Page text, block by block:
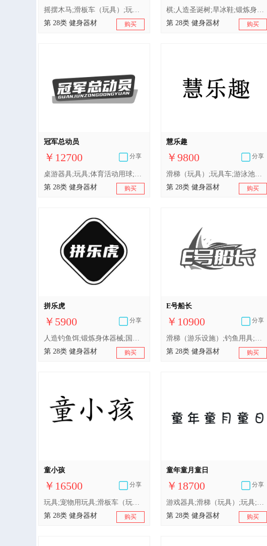
摇摆木马;滑板车（玩具）;玩具车;填充玩具;游戏机;玩具;游泳圈;游泳池（娱乐用品）;轮滑鞋;滑梯（玩具）
第 28类 健身器材
购买
棋;人造圣诞树;旱冰鞋;锻炼身体器械;登山套具;玩具;游戏机;运动用球;钓鱼用具;滑梯（游乐设施）
第 28类 健身器材
购买
冠军总动员
￥12700 分享
桌游器具;玩具;体育活动用球;（冰刀）冰鞋;滑雪板;保护垫（运动服部件）;电子靶;运动用吸汗带;游戏机;滑梯（游乐设施）
第 28类 健身器材
购买
慧乐趣
￥9800 分享
滑梯（玩具）;玩具车;游泳池（娱乐用品）;积木（玩具）;喷水玩具;玩具;游泳圈;游戏机;棋;玩具娃娃
第 28类 健身器材
购买
拼乐虎
￥5900 分享
人造钓鱼饵;锻炼身体器械;国际跳棋;射箭用器具;体育活动器械;啦啦队用指挥棒;拳击手套;体育活动用球;玩具;滑梯（游乐设施）
第 28类 健身器材
购买
E号船长
￥10900 分享
滑梯（游乐设施）;钓鱼用具;游戏牌;体育活动器械;射箭用器具;锻炼身体器械;玩具;羽子板游戏用球拍;玩具机器人;游戏机
第 28类 健身器材
购买
童小孩
￥16500 分享
玩具;宠物用玩具;滑板车（玩具）;婴儿健身架;幼儿用三轮脚踏车（玩具）;智能玩具;游戏机;滑梯（玩具）;轮滑鞋;钓鱼用具
第 28类 健身器材
购买
童年童月童日
￥18700 分享
游戏器具;滑梯（玩具）;玩具;玩具汽车;儿童自行车（非运输工具）;滑板;钓鱼用具;轮滑鞋;棋;台球杆
第 28类 健身器材
购买